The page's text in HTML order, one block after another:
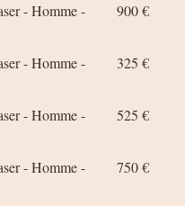
- Homme -
900 €
- Homme -
325 €
- Homme -
525 €
- Homme -
750 €